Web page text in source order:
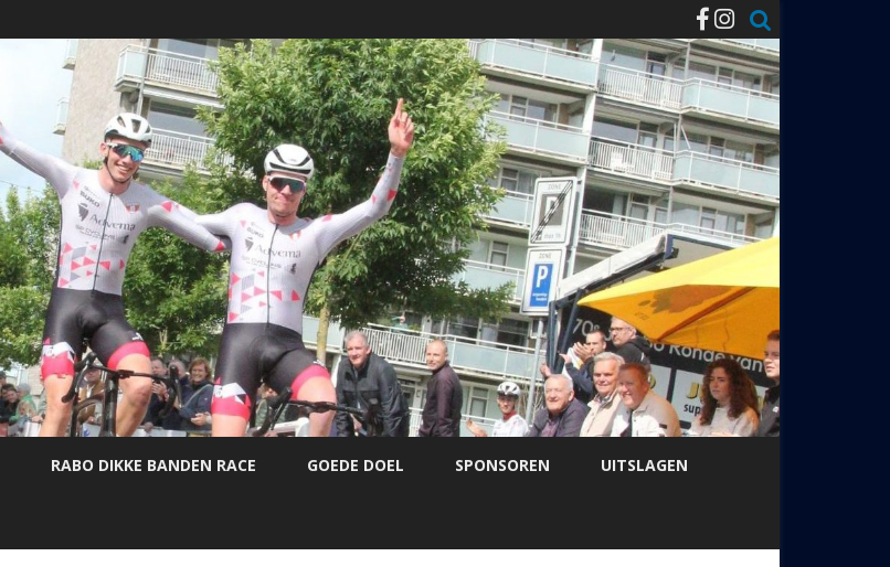
Ga
direct
RABO DIKKE BANDEN RACE GOEDE DOEL SPONSOREN UITSLAGEN